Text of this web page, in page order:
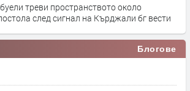
треви пространството около
след сигнал на Кърджали бг вести
Блогове